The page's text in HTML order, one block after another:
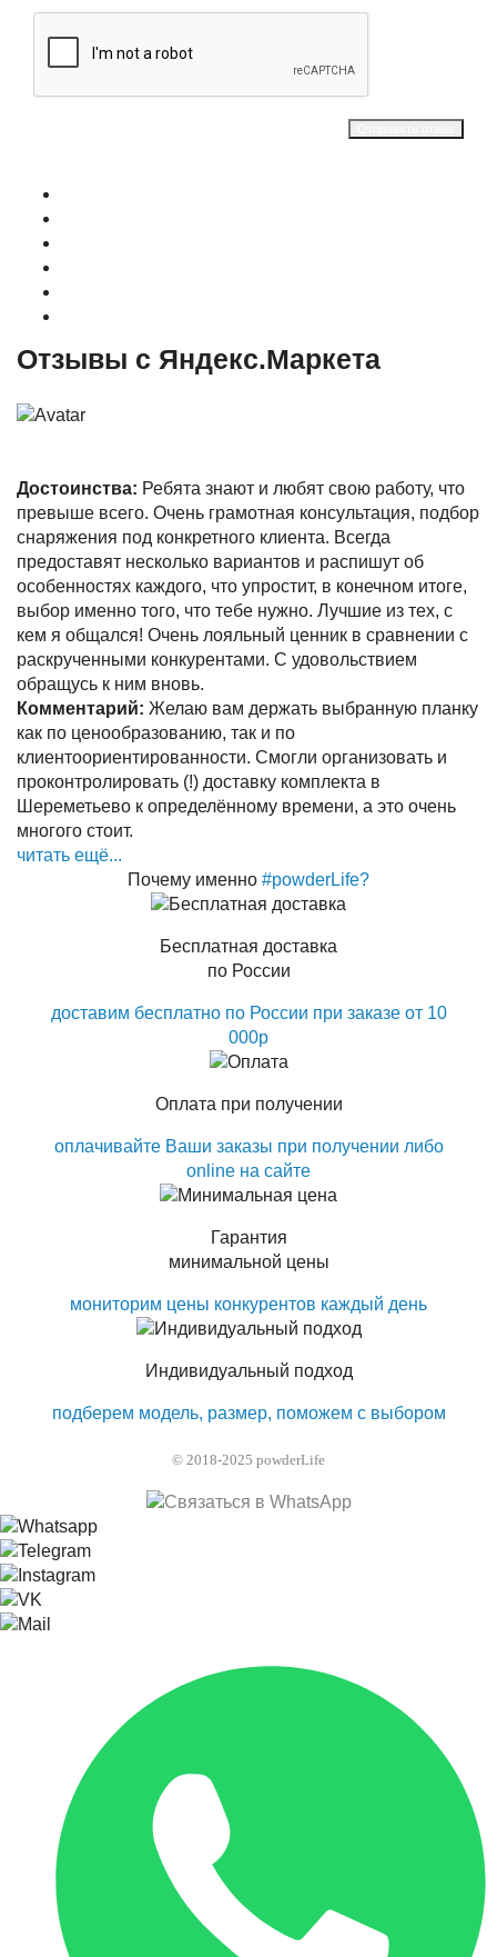
Отзывы с Яндекс.Маркета
Достоинства: Ребята знают и любят свою работу, что
превыше всего. Очень грамотная консультация, подбор
снаряжения под конкретного клиента. Всегда
предоставят несколько вариантов и распишут об
особенностях каждого, что упростит, в конечном итоге,
выбор именно того, что тебе нужно. Лучшие из тех, с
кем я общался! Очень лояльный ценник в сравнении с
раскрученными конкурентами. С удовольствием
обращусь к ним вновь.
Комментарий: Желаю вам держать выбранную планку
как по ценообразованию, так и по
клиентоориентированности. Смогли организовать и
проконтролировать (!) доставку комплекта в
Шереметьево к определённому времени, а это очень
многого стоит.
читать ещё...
Почему именно #powderLife?
Бесплатная доставка
по России
доставим бесплатно по России при заказе от 10
000р
Оплата при получении
оплачивайте Ваши заказы при получении либо
online на сайте
Гарантия
минимальной цены
мониторим цены конкурентов каждый день
Индивидуальный подход
подберем модель, размер, поможем с выбором
© 2018-2025 powderLife